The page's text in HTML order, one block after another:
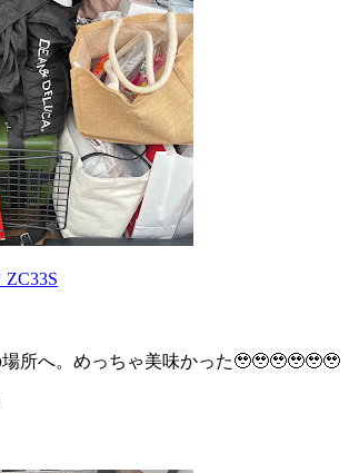
所へ。めっちゃ美味かった🥹🥹🥹🥹🥹🥹